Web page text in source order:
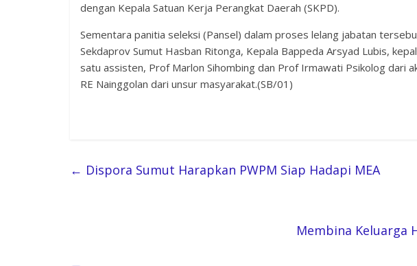
dengan Kepala Satuan Kerja Perangkat Daerah (SKPD).
Sementara panitia seleksi (Pansel) dalam proses lelang jabatan
Sekdaprov Sumut Hasban Ritonga, Kepala Bappeda Arsyad Lubis,
satu assisten, Prof Marlon Sihombing dan Prof Irmawati Psikolog dari
RE Nainggolan dari unsur masyarakat.(SB/01)
← Dispora Sumut Harapkan PWPM Siap Hadapi MEA
Membina Keluarga